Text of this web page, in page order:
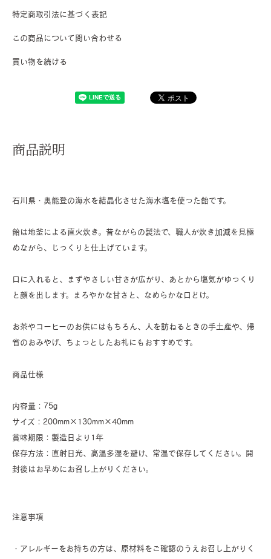
特定商取引法に基づく表記
この商品について問い合わせる
買い物を続ける
商品説明
石川県・奥能登の海水を結晶化させた海水塩を使った飴です。
飴は地釜による直火炊き。昔ながらの製法で、職人が炊き加減を見極
めながら、じっくりと仕上げています。
口に入れると、まずやさしい甘さが広がり、あとから塩気がゆっくり
と顔を出します。まろやかな甘さと、なめらかな口どけ。
お茶やコーヒーのお供にはもちろん、人を訪ねるときの手土産や、帰
省のおみやげ、ちょっとしたお礼にもおすすめです。
商品仕様
内容量：75g
サイズ：200mm×130mm×40mm
賞味期限：製造日より1年
保存方法：直射日光、高温多湿を避け、常温で保存してください。開
封後はお早めにお召し上がりください。
注意事項
・アレルギーをお持ちの方は、原材料をご確認のうえお召し上がりく